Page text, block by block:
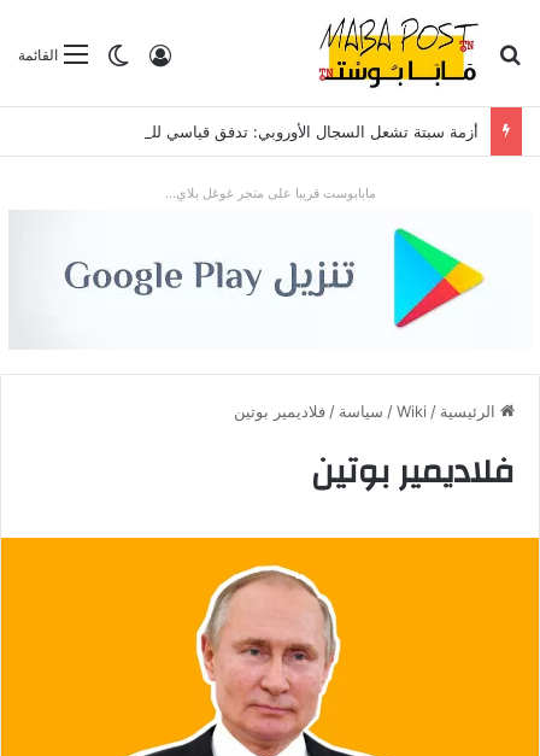
القائمةالوضع
تسجيل الدخول بحث عن
مابابوست قريبا على متجر غوغل بلاي...
الرئيسية /
Wiki
/ سياسة / فلاديمير بوتين
فلاديمير بوتين